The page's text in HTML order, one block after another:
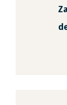
der